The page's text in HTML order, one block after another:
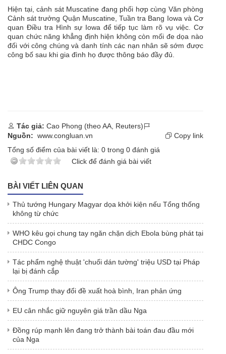
Hiện tại, cảnh sát Muscatine đang phối hợp cùng Văn phòng
Cảnh sát trưởng Quận Muscatine, Tuần tra Bang Iowa và Cơ
quan Điều tra Hình sự Iowa để tiếp tục làm rõ vụ việc. Cơ
quan chức năng khẳng định hiện không còn mối đe dọa nào
đối với công chúng và danh tính các nạn nhân sẽ sớm được
công bố sau khi gia đình họ được thông báo đầy đủ.
Tác giả: Cao Phong (theo AA, Reuters)
Nguồn: www.congluan.vn
Copy link
Tổng số điểm của bài viết là: 0 trong 0 đánh giá
Click để đánh giá bài viết
BÀI VIẾT LIÊN QUAN
Thủ tướng Hungary Magyar dọa khởi kiện nếu Tổng thống
không từ chức
WHO kêu gọi chung tay ngăn chặn dịch Ebola bùng phát tại
CHDC Congo
Tác phẩm nghệ thuật 'chuối dán tường' triệu USD tại Pháp
lại bị đánh cắp
Ông Trump thay đổi đề xuất hoà bình, Iran phản ứng
EU cân nhắc giữ nguyên giá trần dầu Nga
Đồng rúp mạnh lên đang trở thành bài toán đau đầu mới
của Nga